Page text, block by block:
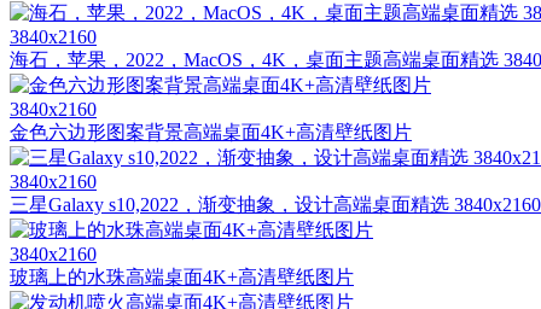
3840x2160
海石，苹果，2022，MacOS，4K，桌面主题高端桌面精选
3840x2160
金色六边形图案背景高端桌面4K+高清壁纸图片
3840x2160
三星Galaxy s10,2022，渐变抽象，设计高端桌面精选 3840x2160
3840x2160
玻璃上的水珠高端桌面4K+高清壁纸图片